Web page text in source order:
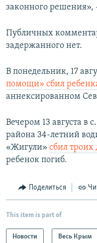
законного решения»,
Публичных
задержанного нет.
В понедельник, 17
помощи» сбил
аннексированном
Вечером 13 августа в
района 34-летний
«Жигули» сбил троих
ребенок погиб.
Поделиться
This item is part of
Новости Весь Крым